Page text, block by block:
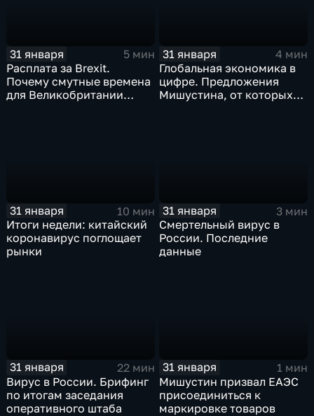
31 января
5 мин
Расплата за Brexit.
Почему смутные времена
для Великобритании
31 января
4 мин
Глобальная экономика в
цифре. Предложения
Мишустина, от которых
31 января
10 мин
Итоги недели: китайский
коронавирус поглощает
рынки
31 января
3 мин
Смертельный вирус в
России. Последние
данные
31 января
22 мин
Вирус в России. Брифинг
по итогам заседания
оперативного штаба
31 января
1 мин
Мишустин призвал ЕАЭС
присоединиться к
маркировке товаров